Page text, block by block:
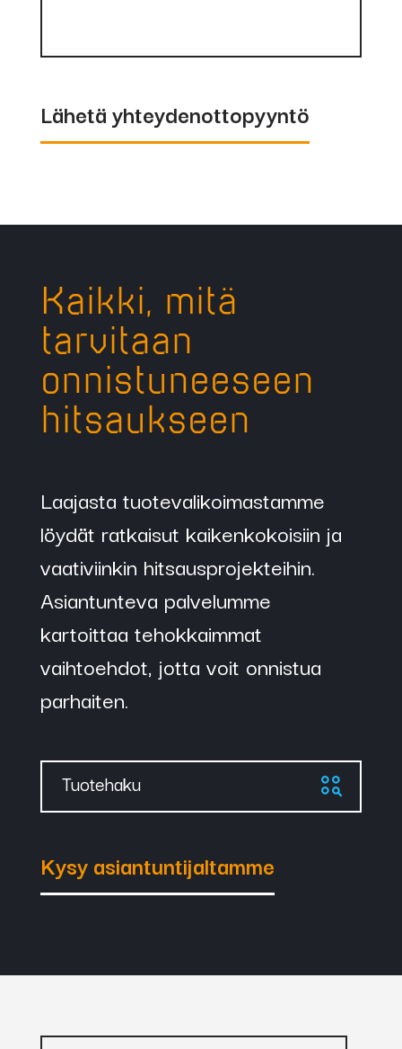
Lähetä yhteydenottopyyntö
Kaikki, mitä
tarvitaan
onnistuneeseen
hitsaukseen
Laajasta tuotevalikoimastamme
löydät ratkaisut kaikenkokoisiin ja
vaativiinkin hitsausprojekteihin.
Asiantunteva palvelumme
kartoittaa tehokkaimmat
vaihtoehdot, jotta voit onnistua
parhaiten.
Tuotehaku
Kysy asiantuntijaltamme